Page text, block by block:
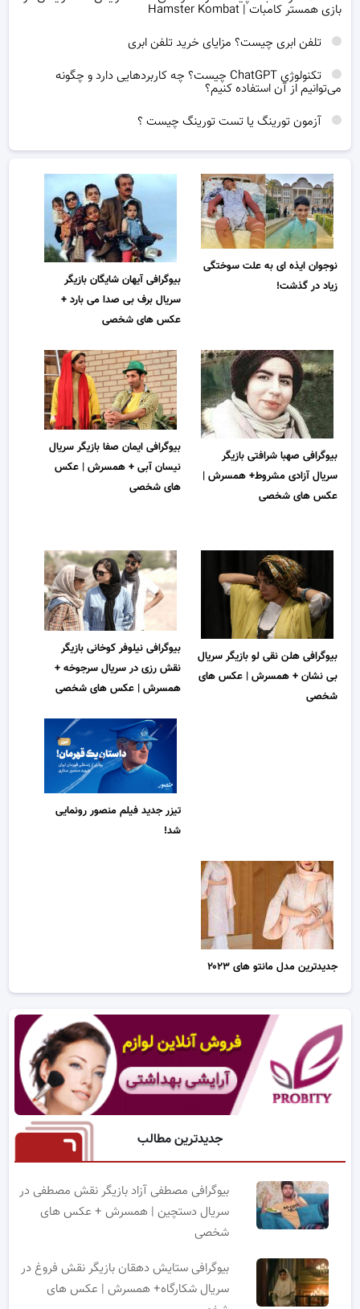
بازی همستر کامبات | Hamster Kombat
تلفن ابری چیست؟ مزایای خرید تلفن ابری
تکنولوژی ChatGPT چیست؟ چه کاربردهایی دارد و چگونه
می‌توانیم از آن استفاده کنیم؟
آزمون تورینگ یا تست تورینگ چیست ؟
نوجوان ایذه ای به علت سوختگی
زیاد در گذشت!
بیوگرافی آیهان شایگان بازیگر
سریال برف بی صدا می بارد +
عکس های شخصی
بیوگرافی صهبا شرافتی بازیگر
سریال آزادی مشروط+ همسرش |
عکس های شخصی
بیوگرافی ایمان صفا بازیگر سریال
نیسان آبی + همسرش | عکس
های شخصی
بیوگرافی هلن نقی لو بازیگر سریال
بی نشان + همسرش | عکس های
شخصی
بیوگرافی نیلوفر کوخانی بازیگر
نقش رزی در سریال سرجوخه +
همسرش | عکس های شخصی
تیزر جدید فیلم منصور رونمایی
شد!
جدیدترین مدل مانتو های ۲۰۲۳
جدیدترین مطالب
بیوگرافی مصطفی آزاد بازیگر نقش مصطفی در
سریال دستچین | همسرش + عکس های
شخصی
بیوگرافی ستایش دهقان بازیگر نقش فروغ در
سریال شکارگاه+ همسرش | عکس های